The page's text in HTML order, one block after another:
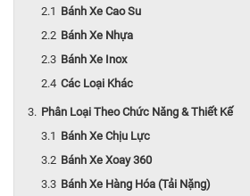
Bánh Xe Cao Su
Bánh Xe Nhựa
Bánh Xe Inox
Các Loại Khác
Phân Loại Theo Chức Năng & Thiết Kế
Bánh Xe Chịu Lực
Bánh Xe Xoay 360
Bánh Xe Hàng Hóa (Tải Nặng)